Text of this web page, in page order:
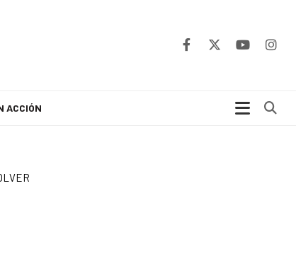
ACCIÓN